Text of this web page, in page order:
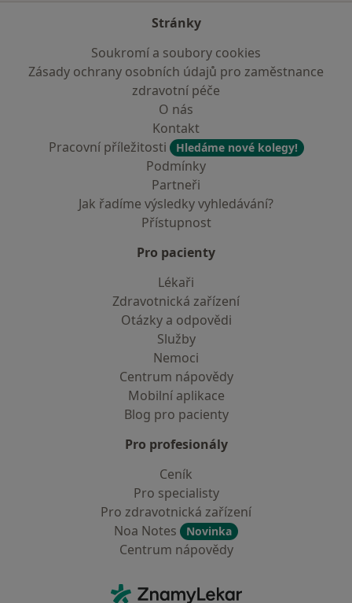
Stránky
Soukromí a soubory cookies
Zásady ochrany osobních údajů pro zaměstnance
zdravotní péče
O nás
Kontakt
Pracovní příležitosti
Hledáme nové kolegy!
Podmínky
Partneři
Jak řadíme výsledky vyhledávání?
Přístupnost
Pro pacienty
Lékaři
Zdravotnická zařízení
Otázky a odpovědi
Služby
Nemoci
Centrum nápovědy
Mobilní aplikace
Blog pro pacienty
Pro profesionály
Ceník
Pro specialisty
Pro zdravotnická zařízení
Noa Notes
Novinka
Centrum nápovědy
ZnamyLekar - Hlavní stránka